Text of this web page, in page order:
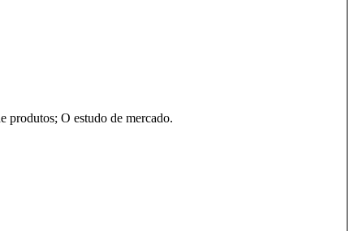
O estudo de mercado.